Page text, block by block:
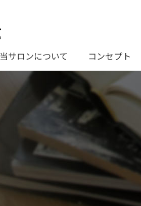
当サロンについて コンセプト